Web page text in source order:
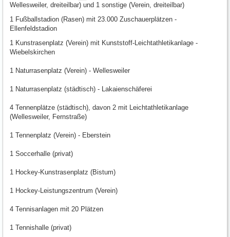
Wellesweiler, dreiteilbar) und 1 sonstige (Verein, dreiteilbar)
1 Fußballstadion (Rasen) mit 23.000 Zuschauerplätzen -
Ellenfeldstadion
1 Kunstrasenplatz (Verein) mit Kunststoff-Leichtathletikanlage -
Wiebelskirchen
1 Naturrasenplatz (Verein) - Wellesweiler
1 Naturrasenplatz (städtisch) - Lakaienschäferei
4 Tennenplätze (städtisch), davon 2 mit Leichtathletikanlage
(Wellesweiler, Fernstraße)
1 Tennenplatz (Verein) - Eberstein
1 Soccerhalle (privat)
1 Hockey-Kunstrasenplatz (Bistum)
1 Hockey-Leistungszentrum (Verein)
4 Tennisanlagen mit 20 Plätzen
1 Tennishalle (privat)